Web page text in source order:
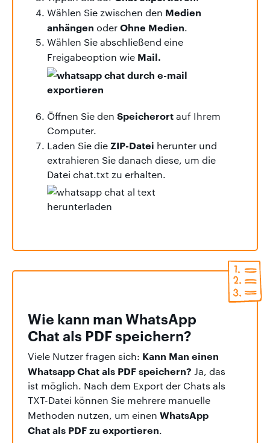
Wählen Sie zwischen den Medien
anhängen oderOhne Medien.
Wählen Sie abschließend eine
Freigabeoption wie Mail.
Öffnen Sie den Speicherortauf Ihrem
Computer.
Laden Sie die ZIP-Datei herunter und
extrahieren Sie danach diese, um die
Datei chat.txt zu erhalten.
Wie kann man WhatsApp
Chat als PDF speichern?
Viele Nutzer fragen sich: Kann Man einen
Whatsapp Chat als PDF speichern? Ja, das
ist möglich. Nach dem Export der Chats als
TXT-Datei können Sie mehrere manuelle
Methoden nutzen, um einen WhatsApp
Chat als PDF zu exportieren.